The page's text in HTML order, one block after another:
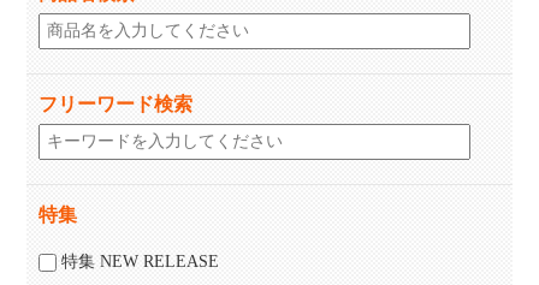
フリーワード検索
特集
特集 NEW RELEASE